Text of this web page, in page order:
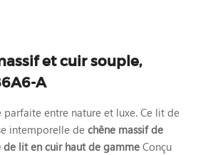
et cuir souple,
A
entre nature et luxe. Ce lit de
intemporelle dechêne massif de
de lit en cuir haut de gammeConçu